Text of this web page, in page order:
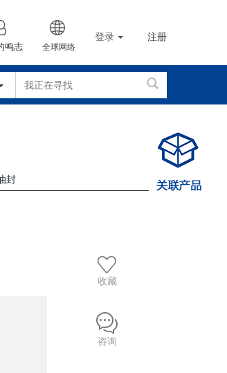
鸣志 全球网络
登录 注册
封
收藏
咨询